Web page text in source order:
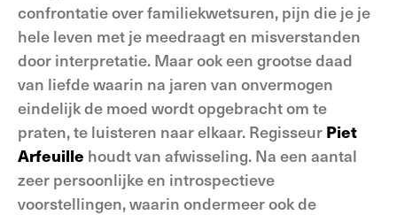
confrontatie over familiekwetsuren, pijn die je je
hele leven met je meedraagt en misverstanden
door interpretatie. Maar ook een grootse daad
van liefde waarin na jaren van onvermogen
eindelijk de moed wordt opgebracht om te
praten, te luisteren naar elkaar. Regisseur Piet
Arfeuille houdt van afwisseling. Na een aantal
zeer persoonlijke en introspectieve
voorstellingen, waarin ondermeer ook de